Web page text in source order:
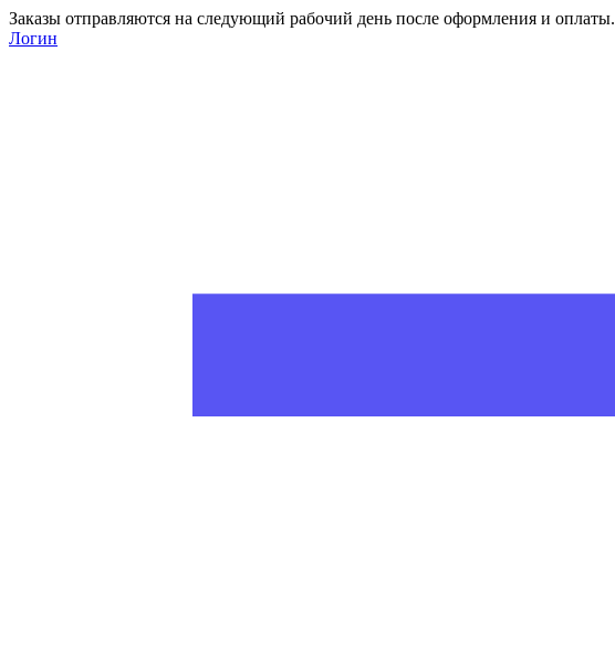
Заказы отправляются на следующий рабочий день после оформления и оплаты.
Логин